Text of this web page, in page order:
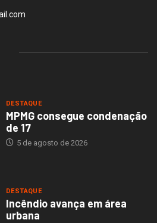
DESTAQUE
MPMG consegue condenação
de 17
5 de agosto de 2026
DESTAQUE
Incêndio avança em área
urbana